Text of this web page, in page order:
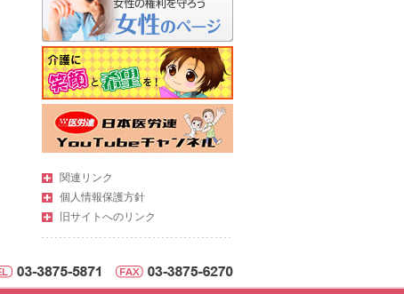
関連リンク
個人情報保護方針
旧サイトへのリンク